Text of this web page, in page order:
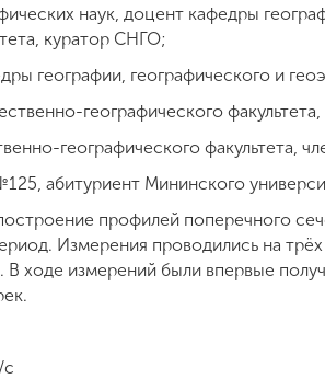
наук, доцент кафедры
куратор СНГО;
географии, географического и
географического
географического факультета,
абитуриент Мининского
профилей поперечного
Измерения проводились на трёх
В ходе измерений были впервые
с